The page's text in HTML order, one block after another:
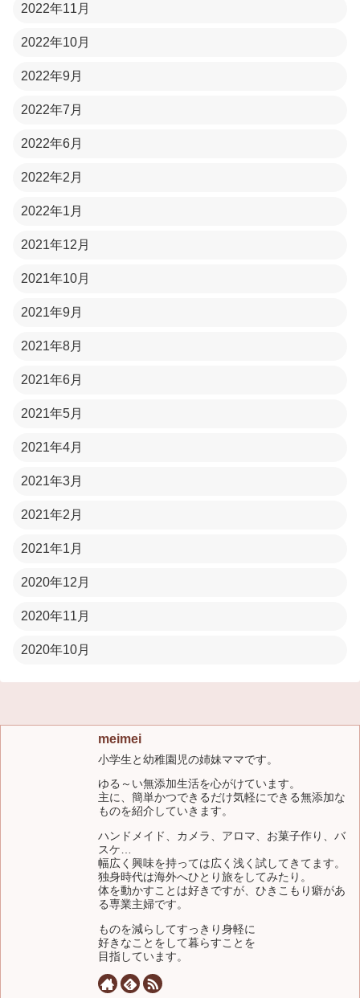
2022年11月
2022年10月
2022年9月
2022年7月
2022年6月
2022年2月
2022年1月
2021年12月
2021年10月
2021年9月
2021年8月
2021年6月
2021年5月
2021年4月
2021年3月
2021年2月
2021年1月
2020年12月
2020年11月
2020年10月
meimei
小学生と幼稚園児の姉妹ママです。
ゆる～い無添加生活を心がけています。
主に、簡単かつできるだけ気軽にできる無添加な
ものを紹介していきます。
ハンドメイド、カメラ、アロマ、お菓子作り、バ
スケ…
幅広く興味を持っては広く浅く試してきてます。
独身時代は海外へひとり旅をしてみたり。
体を動かすことは好きですが、ひきこもり癖があ
る専業主婦です。
ものを減らしてすっきり身軽に
好きなことをして暮らすことを
目指しています。